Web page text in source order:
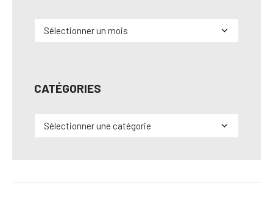
Archives
CATÉGORIES
Catégories